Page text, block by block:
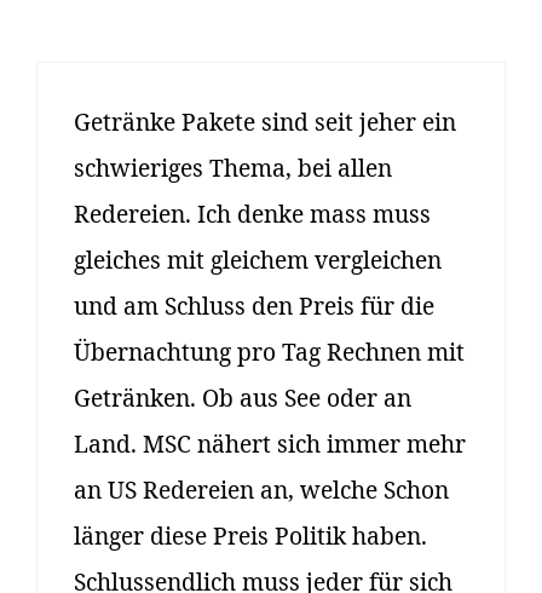
Getränke Pakete sind seit jeher ein
schwieriges Thema, bei allen
Redereien. Ich denke mass muss
gleiches mit gleichem vergleichen
und am Schluss den Preis für die
Übernachtung pro Tag Rechnen mit
Getränken. Ob aus See oder an
Land. MSC nähert sich immer mehr
an US Redereien an, welche Schon
länger diese Preis Politik haben.
Schlussendlich muss jeder für sich